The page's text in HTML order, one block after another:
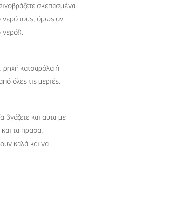
σκεπασμένα
νερό τους, όμως αν
νερό!).
ρηχή κατσαρόλα ή
όλες τις μεριές.
βγάζετε και αυτά με
και τα πράσα.
καλά και να